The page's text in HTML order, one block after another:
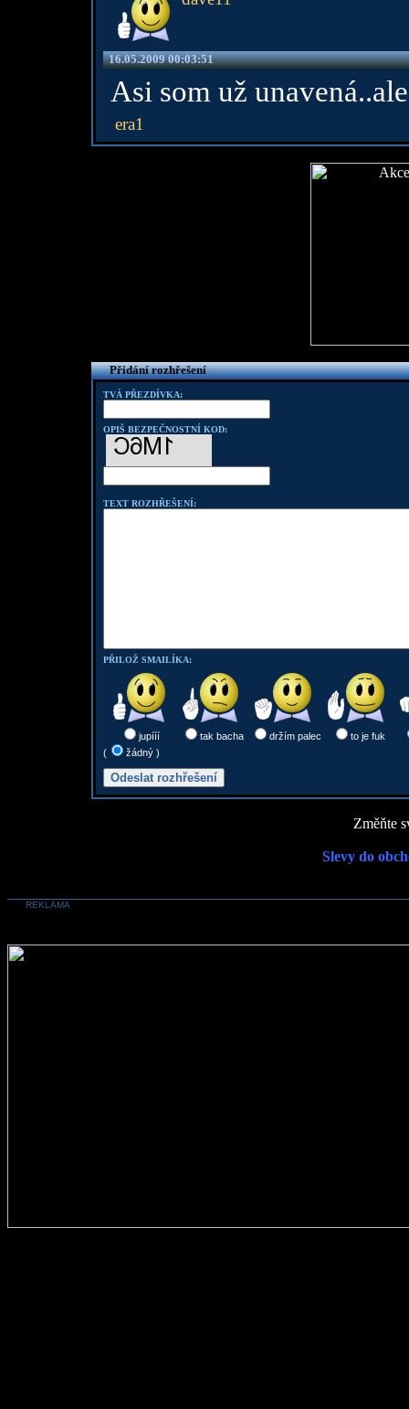
16.05.2009 00:03:51
Asi som už
era1
Přidání rozhřešení
TVÁ PŘEZDÍVKA:
OPIŠ BEZPEČNOSTNÍ KOD:
TEXT ROZHŘEŠENÍ:
PŘILOŽ SMAILÍKA:
jupííí tak bacha držím palec
to je fuk
(
žádný )
Změňte
Slevy do
REKLAMA